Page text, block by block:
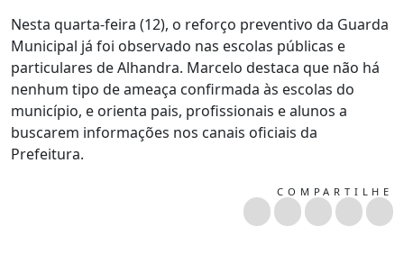
Nesta quarta-feira (12), o reforço preventivo da Guarda
Municipal já foi observado nas escolas públicas e
particulares de Alhandra. Marcelo destaca que não há
nenhum tipo de ameaça confirmada às escolas do
município, e orienta pais, profissionais e alunos a
buscarem informações nos canais oficiais da
Prefeitura.
COMPARTILHE